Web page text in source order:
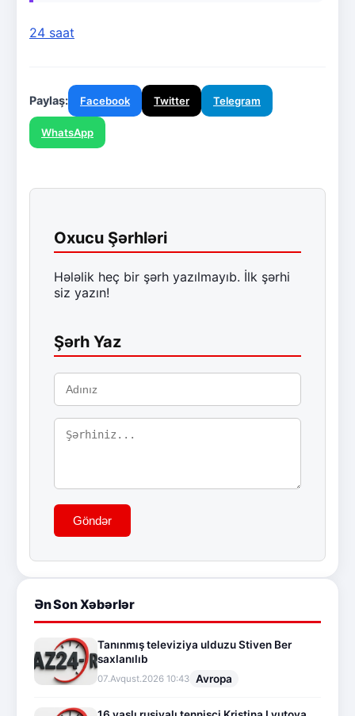
24 saat
Paylaş: Facebook Twitter Telegram
WhatsApp
Oxucu Şərhləri
Hələlik heç bir şərh yazılmayıb. İlk şərhi
siz yazın!
Şərh Yaz
Göndər
Ən Son Xəbərlər
Tanınmış televiziya ulduzu Stiven Ber
saxlanılıb
07.Avqust.2026 10:43 Avropa